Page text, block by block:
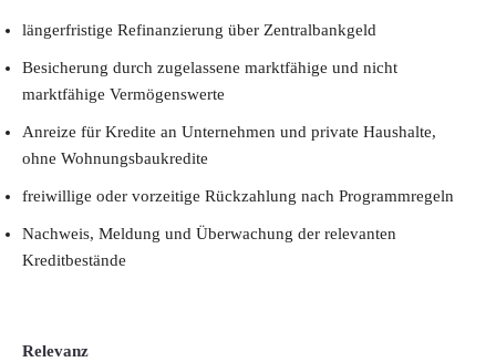
längerfristige Refinanzierung über Zentralbankgeld
Besicherung durch zugelassene marktfähige und nicht
marktfähige Vermögenswerte
Anreize für Kredite an Unternehmen und private Haushalte,
ohne Wohnungsbaukredite
freiwillige oder vorzeitige Rückzahlung nach Programmregeln
Nachweis, Meldung und Überwachung der relevanten
Kreditbestände
Relevanz